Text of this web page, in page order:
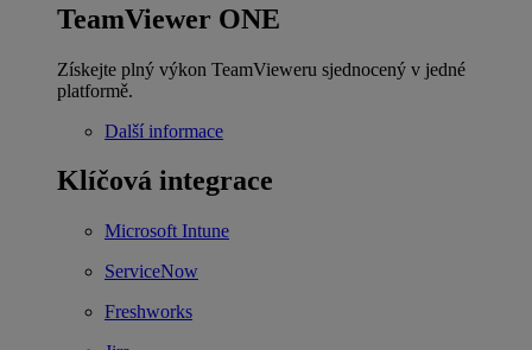
TeamViewer ONE
Získejte plný výkon TeamVieweru sjednocený v jedné
platformě.
Další informace
Klíčová integrace
Microsoft Intune
ServiceNow
Freshworks